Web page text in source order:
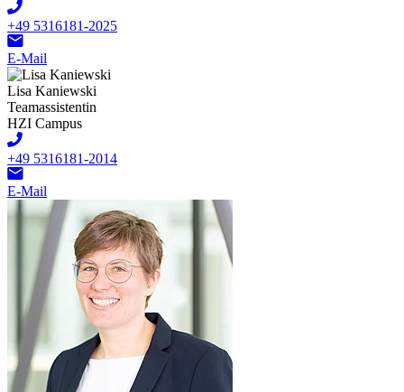
+49 5316181-2025
E-Mail
Lisa Kaniewski
Teamassistentin
HZI Campus
+49 5316181-2014
E-Mail